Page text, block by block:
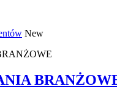
New